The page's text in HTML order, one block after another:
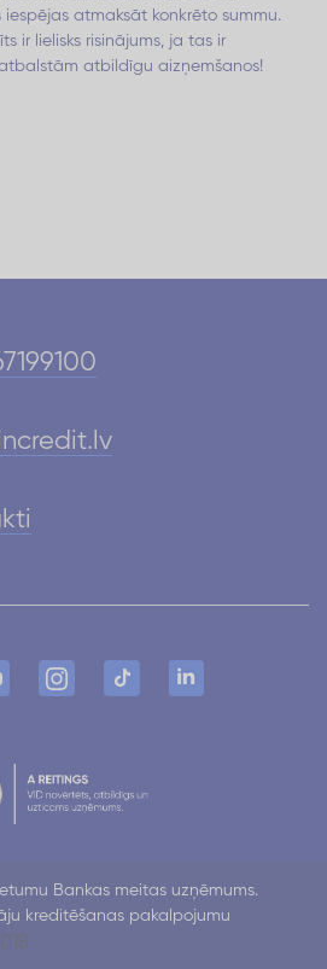
atmaksāt konkrēto summu.
ir lielisks risinājums, ja tas ir
atbildīgu aizņemšanos!
Bankas meitas uzņēmums.
kreditēšanas pakalpojumu